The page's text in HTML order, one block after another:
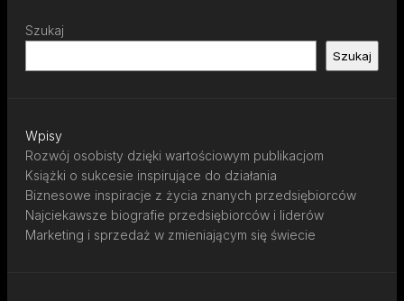
Szukaj
Szukaj
Wpisy
Rozwój osobisty dzięki wartościowym publikacjom
Książki o sukcesie inspirujące do działania
Biznesowe inspiracje z życia znanych przedsiębiorców
Najciekawsze biografie przedsiębiorców i liderów
Marketing i sprzedaż w zmieniającym się świecie